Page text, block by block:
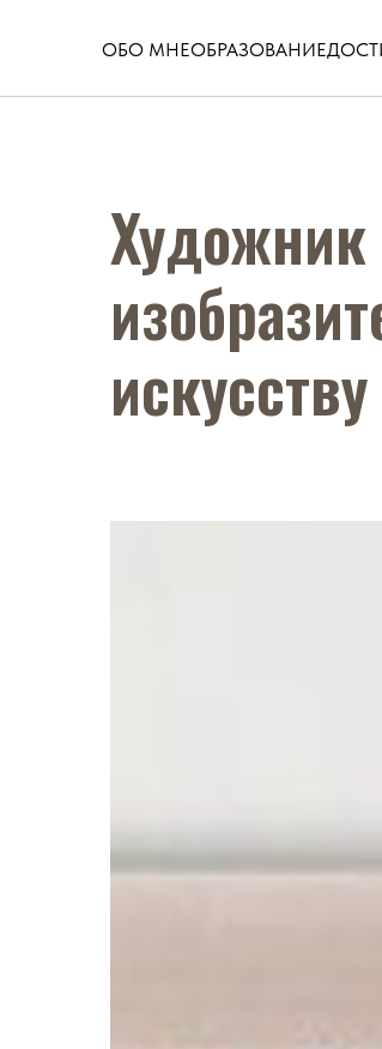
ОБО МНЕОБРАЗОВАНИЕ
Художник
искусству